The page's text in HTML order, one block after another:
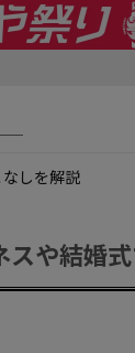
しを解説
や結婚